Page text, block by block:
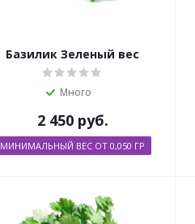
Базилик Зеленый вес
Много
2 450руб.
МИНИМАЛЬНЫЙ ВЕС ОТ 0,050 ГР